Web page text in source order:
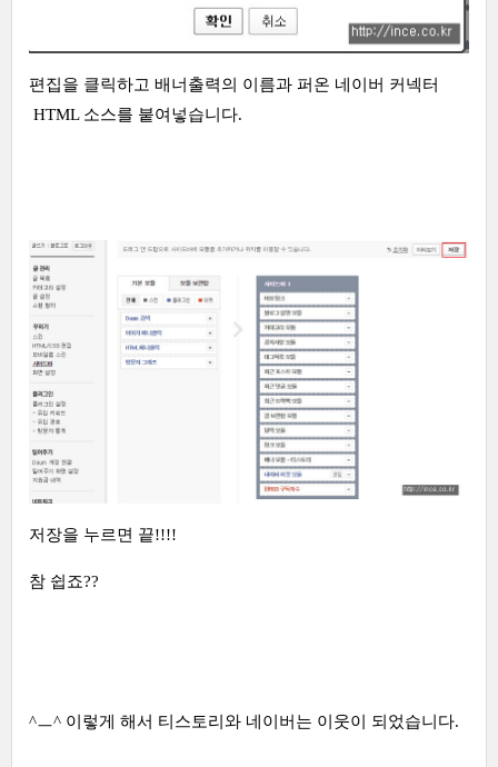
편집을 클릭하고 배너출력의 이름과 퍼온 네이버 커넥터
HTML 소스를 붙여넣습니다.
저장을 누르면 끝!!!!
참 쉽죠??
^ㅡ^ 이렇게 해서 티스토리와 네이버는 이웃이 되었습니다.